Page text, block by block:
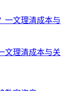
文理清成本与关